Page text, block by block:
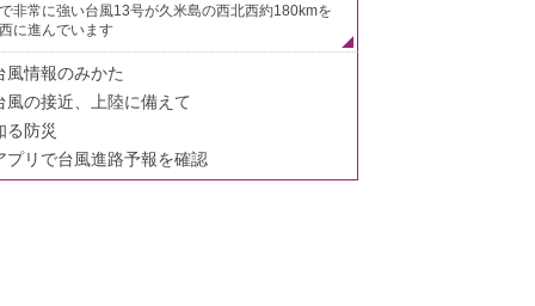
非常に強い台風13号が久米島の西北西約180kmを
に進んでいます
風情報のみかた
風の接近、上陸に備えて
る防災
プリで台風進路予報を確認